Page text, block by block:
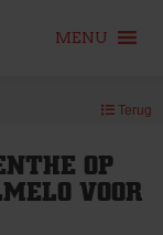
MENU
Terug
OP
VOOR